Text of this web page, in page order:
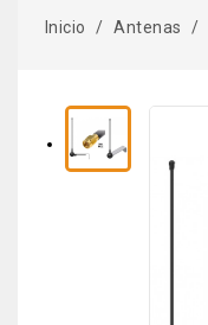
Inicio Antenas